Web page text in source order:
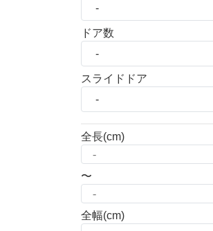
ドア数
スライドドア
全長(cm)
〜
全幅(cm)